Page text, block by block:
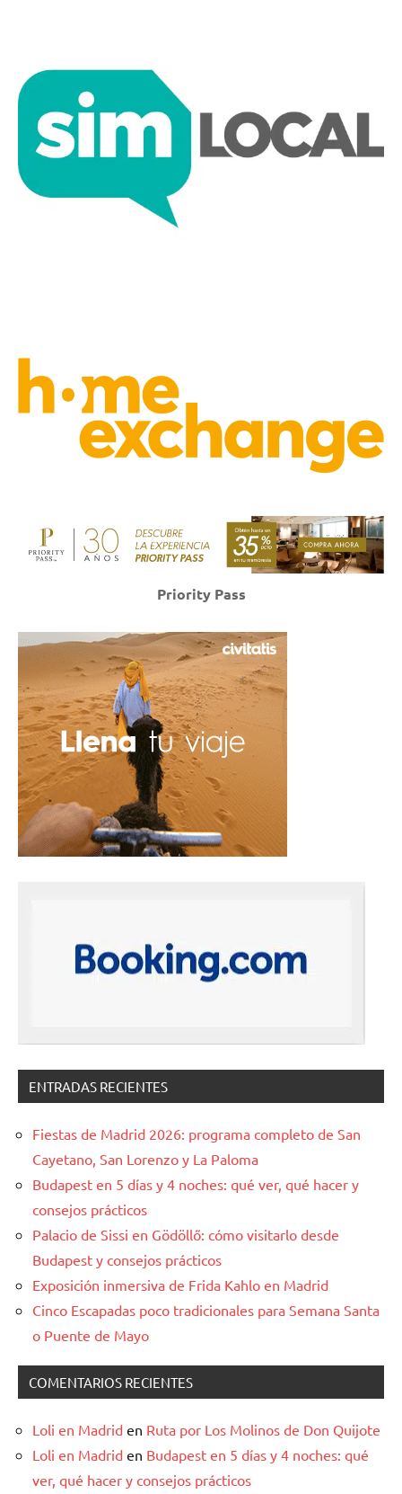
Priority Pass
ENTRADAS RECIENTES
Fiestas de Madrid 2026: programa completo de San
Cayetano, San Lorenzo y La Paloma
Budapest en 5 días y 4 noches: qué ver, qué hacer y
consejos prácticos
Palacio de Sissi en Gödöllő: cómo visitarlo desde
Budapest y consejos prácticos
Exposición inmersiva de Frida Kahlo en Madrid
Cinco Escapadas poco tradicionales para Semana Santa
o Puente de Mayo
COMENTARIOS RECIENTES
Loli en Madrid en Ruta por Los Molinos de Don Quijote
Loli en Madrid en Budapest en 5 días y 4 noches: qué
ver, qué hacer y consejos prácticos